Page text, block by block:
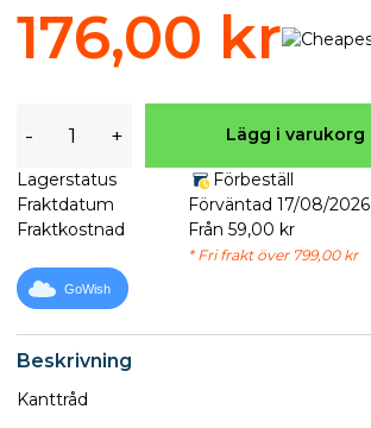
Beskrivning
Kanttråd
176,00 kr
- + Lägg i varukorg
Lagerstatus
Förbeställ
Fraktdatum
Förväntad 17/08/2026
Fraktkostnad
Från 59,00 kr
* Fri frakt över 799,00 kr
GoWish